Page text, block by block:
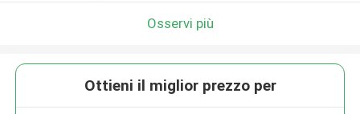
Osservi più
Ottieni il miglior prezzo per